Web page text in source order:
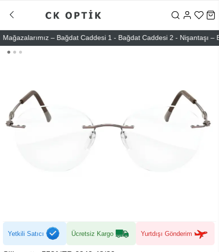
– Bağdat Caddesi 1 - Bağdat Caddesi 2 - Nişantaşı –
Yetkili Satıcı Ücretsiz Kargo Yurtdışı Gönderim